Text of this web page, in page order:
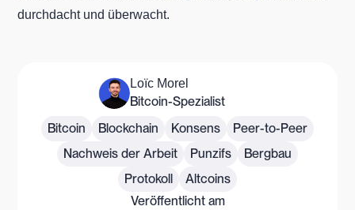
durchdacht und überwacht.
Loïc Morel
Bitcoin-Spezialist
Bitcoin
Blockchain Konsens
Peer-to-Peer
Nachweis der Arbeit
Punzifs
Bergbau
Protokoll
Altcoins
Veröffentlicht am